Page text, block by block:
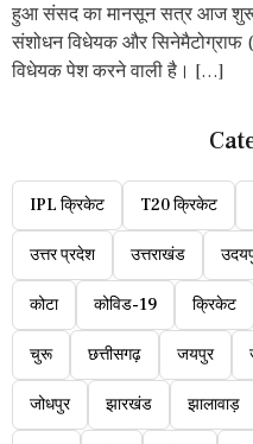
हुआ संसद का मानसून सत्र आज शुरू
संशोधन विधेयक और
विधेयक पेश करने वाली है। […]
IPL क्रिकेट T20 क्रिकेट
उत्तर प्रदेश उत्तराखंड
कोटा कोविड-19 क्रिकेट
चुरू छत्तीसगढ़ जयपुर
जोधपुर झारखंड झालावाड़